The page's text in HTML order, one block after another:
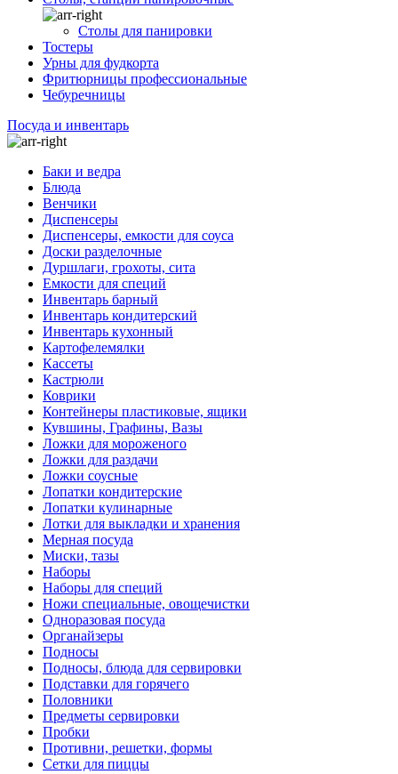
Столы для панировки
Тостеры
Урны для фудкорта
Фритюрницы профессиональные
Чебуречницы
Посуда и инвентарь
Баки и ведра
Блюда
Венчики
Диспенсеры
Диспенсеры, емкости для соуса
Доски разделочные
Дуршлаги, грохоты, сита
Емкости для специй
Инвентарь барный
Инвентарь кондитерский
Инвентарь кухонный
Картофелемялки
Кассеты
Кастрюли
Коврики
Контейнеры пластиковые, ящики
Кувшины, Графины, Вазы
Ложки для мороженого
Ложки для раздачи
Ложки соусные
Лопатки кондитерские
Лопатки кулинарные
Лотки для выкладки и хранения
Мерная посуда
Миски, тазы
Наборы
Наборы для специй
Ножи специальные, овощечистки
Одноразовая посуда
Органайзеры
Подносы
Подносы, блюда для сервировки
Подставки для горячего
Половники
Предметы сервировки
Пробки
Противни, решетки, формы
Сетки для пиццы